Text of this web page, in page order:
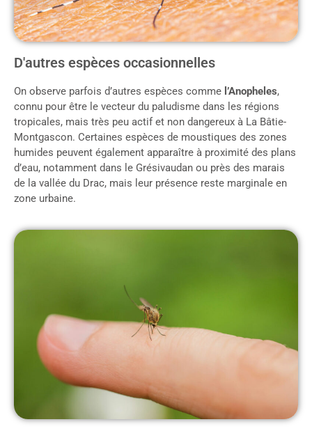
D'autres espèces occasionnelles
On observe parfois d’autres espèces comme l’Anopheles,
connu pour être le vecteur du paludisme dans les régions
tropicales, mais très peu actif et non dangereux à La Bâtie-
Montgascon. Certaines espèces de moustiques des zones
humides peuvent également apparaître à proximité des plans
d’eau, notamment dans le Grésivaudan ou près des marais
de la vallée du Drac, mais leur présence reste marginale en
zone urbaine.